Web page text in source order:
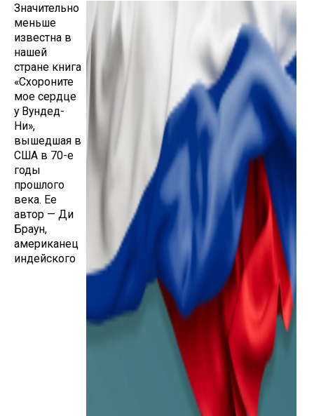
Значительно
меньше
известна в
нашей
стране книга
«Схороните
мое сердце
у Вундед-
Ни»,
вышедшая в
США в 70-е
годы
прошлого
века. Ее
автор — Ди
Браун,
американец
индейского